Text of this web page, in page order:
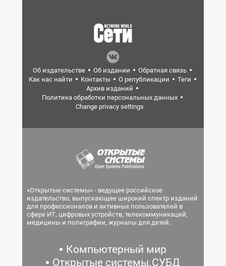
Об издательстве Об издании
Обратная связь
Как нас найти
Контакты О републикации
Теги
Архив изданий
Политика обработки персональных данных
Change privacy settings
«Открытые системы» - ведущее российское
издательство, выпускающее широкий спектр изданий
для профессионалов и активных пользователей в
сфере ИТ, цифровых устройств, телекоммуникаций,
медицины и полиграфии, журналы для детей.
Компьютерный мир
Открытые системы.СУБД